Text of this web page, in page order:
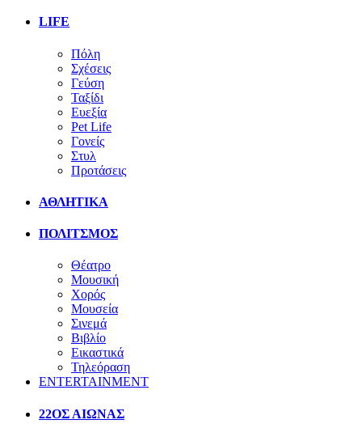
LIFE
Πόλη
Σχέσεις
Γεύση
Ταξίδι
Ευεξία
Pet Life
Γονείς
Στυλ
Προτάσεις
ΑΘΛΗΤΙΚΑ
ΠΟΛΙΤΣΜΟΣ
Θέατρο
Μουσική
Χορός
Μουσεία
Σινεμά
Βιβλίο
Εικαστικά
Τηλεόραση
ENTERTAINMENT
22ΟΣ ΑΙΩΝΑΣ